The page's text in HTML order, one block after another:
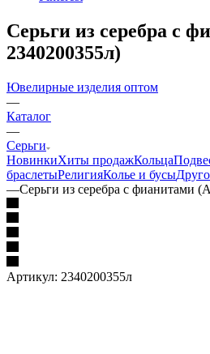
Серьги из серебра с
2340200355л)
Ювелирные изделия оптом
—
Каталог
—
Серьги
НовинкиХиты продажКольца
браслетыРелигияКолье и бусы
—Серьги из серебра с фианитами
Артикул: 2340200355л